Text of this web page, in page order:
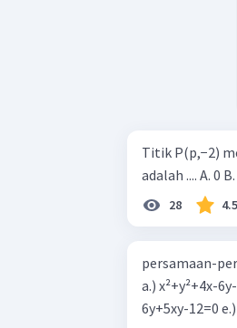
Titik P(p,−2)
adalah .... A. 0
28 4.5
persamaan-
a.) x²+y²+4x-